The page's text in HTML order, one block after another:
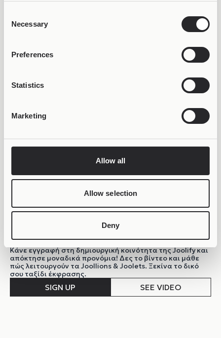
Selection
Necessary
Preferences
Statistics
Marketing
Allow all
Allow selection
Deny
ΓΙΝΕ ΜΕΡΟΣ ΤΗΣ ΚΟΙΝΟΤΗΤΑΣ!
Κάνε εγγραφή στη δημιουργική κοινότητα της Joolify και
απόκτησε μοναδικά προνόμια! Δες το βίντεο και μάθε
πώς λειτουργούν τα Joollions & Joolets. Ξεκίνα το δικό
σου ταξίδι έκφρασης.
SIGN UP SEE VIDEO
LIFETIME WARRANTY